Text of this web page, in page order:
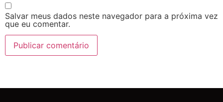
Salvar meus dados neste navegador para a próxima vez
que eu comentar.